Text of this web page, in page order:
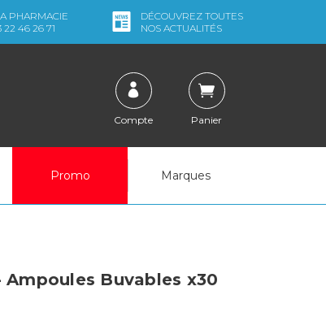
PHARMACIE
22 46 26 71
DÉCOUVREZ TOUTES
NOS ACTUALITÉS
Compte Panier
Promo Marques
Ampoules Buvables x30